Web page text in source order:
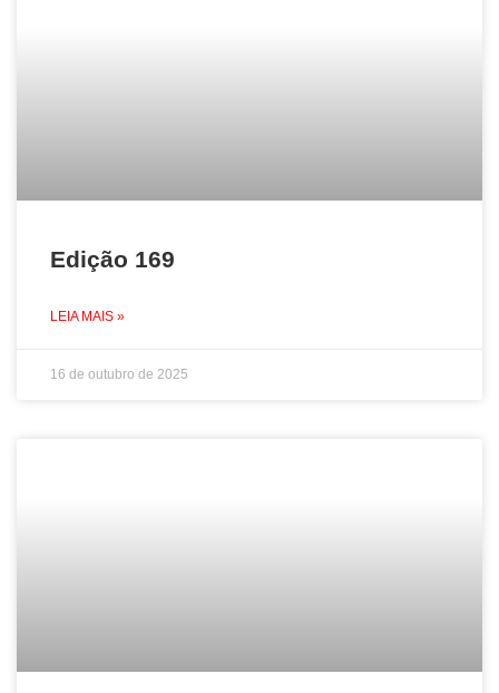
Edição 169
LEIA MAIS »
16 de outubro de 2025